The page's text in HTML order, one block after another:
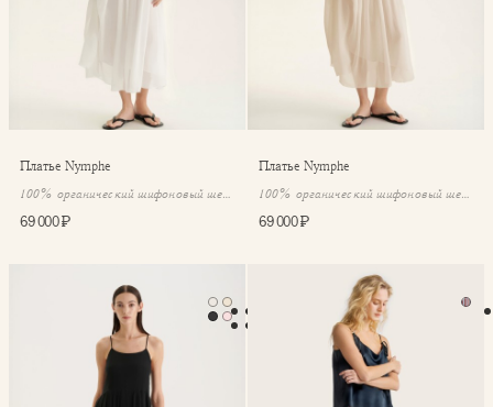
Платье Nymphe
100% органический шифоновый шелк
69 000 ₽
Платье Nymphe
100% органический шифоновый шелк
69 000 ₽
Платье Nymphe Брюки в полоску Marin